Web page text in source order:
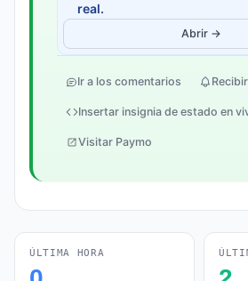
real.
Abrir →
Ir a los comentarios
Insertar insignia de estado en
Visitar Paymo
ÚLTIMA HORA